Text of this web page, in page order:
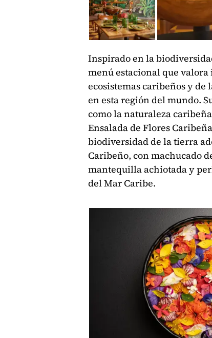
Inspirado en la
menú estacional que
ecosistemas caribeños y
en esta región del mundo.
como la naturaleza
Ensalada de Flores
biodiversidad de la tierra
Caribeño, con machucado
mantequilla achiotada y
del Mar Caribe.